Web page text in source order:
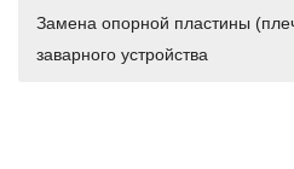
Замена опорной пластины
заварного устройства